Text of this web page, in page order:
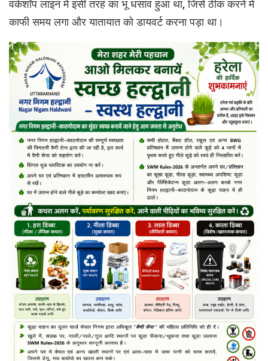
वर्कशॉप लाइन में इसी तरह का भू धसाव हुआ था, जिसे ठीक करने में
काफी समय लगा और यातायात को डायवर्ट करना पड़ा था।